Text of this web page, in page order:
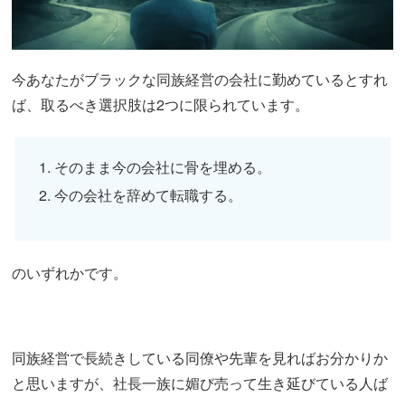
今あなたがブラックな同族経営の会社に勤めているとすれ
ば、取るべき選択肢は2つに限られています。
そのまま今の会社に骨を埋める。
今の会社を辞めて転職する。
のいずれかです。
同族経営で長続きしている同僚や先輩を見ればお分かりか
と思いますが、社長一族に媚び売って生き延びている人ば